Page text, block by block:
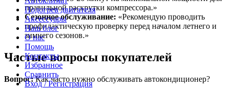
правильной раскрутки компрессора.»
Сезонное обслуживание: «Рекомендую проводить
профилактическую проверку перед началом летнего и
зимнего сезонов.»
Частые вопросы покупателей
Вопрос:Как часто нужно обслуживать автокондиционер?
Подогрев двигателя
Аксессуары
Наш блог
О нас
Помощь
Контакты
Избранное
Сравнить
Вход / Регистрация